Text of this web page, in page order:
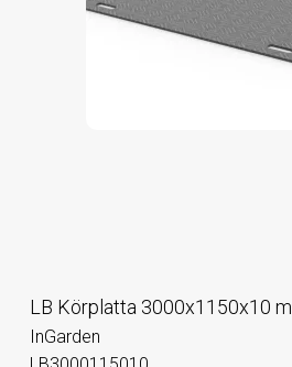
LB Körplatta 3000x1150x10
InGarden